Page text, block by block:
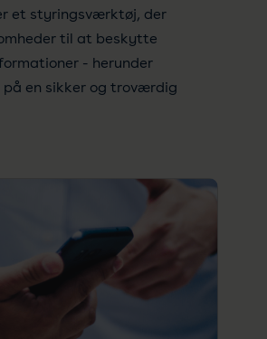
et styringsværktøj, der
til at beskytte
- herunder
en sikker og troværdig